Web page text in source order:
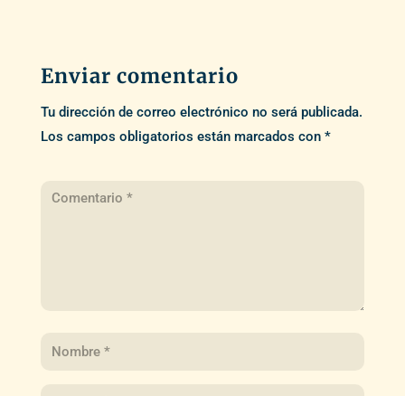
Enviar comentario
Tu dirección de correo electrónico no será publicada.
Los campos obligatorios están marcados con *